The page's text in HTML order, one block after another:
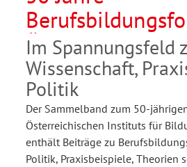
Österreich
Im Spannungsfeld
Wissenschaft,
Politik
Der Sammelband zum 50-
Österreichischen Instituts für
enthält Beiträge zu
Politik, Praxisbeispiele, Theorien